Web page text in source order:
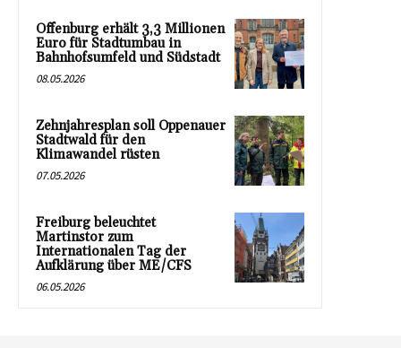
Offenburg erhält 3,3 Millionen
Euro für Stadtumbau in
Bahnhofsumfeld und Südstadt
08.05.2026
Zehnjahresplan soll Oppenauer
Stadtwald für den
Klimawandel rüsten
07.05.2026
Freiburg beleuchtet
Martinstor zum
Internationalen Tag der
Aufklärung über ME/CFS
06.05.2026